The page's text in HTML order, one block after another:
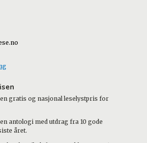
gratis og nasjonal leselystpris for
antologi med utdrag fra 10 gode
året.